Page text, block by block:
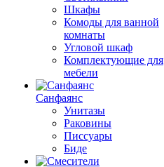
Шкафы
Комоды для ванной
комнаты
Угловой шкаф
Комплектующие для
мебели
Санфаянс
Унитазы
Раковины
Писсуары
Биде